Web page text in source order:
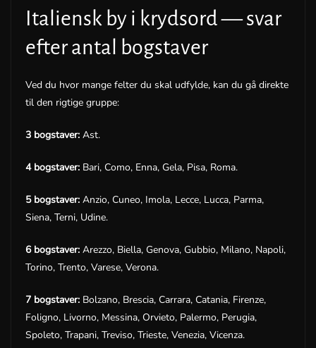
Italiensk by i krydsord — svar
efter antal bogstaver
Ved du hvor mange felter du skal udfylde, kan du gå direkte
til den rigtige gruppe:
3 bogstaver: Ast.
4 bogstaver: Bari, Como, Enna, Gela, Pisa, Roma.
5 bogstaver: Anzio, Cuneo, Imola, Lecce, Lucca, Parma,
Siena, Terni, Udine.
6 bogstaver: Arezzo, Biella, Genova, Gubbio, Milano, Napoli,
Torino, Trento, Varese, Verona.
7 bogstaver: Bolzano, Brescia, Carrara, Catania, Firenze,
Foligno, Livorno, Messina, Orvieto, Palermo, Perugia,
Spoleto, Trapani, Treviso, Trieste, Venezia, Vicenza.